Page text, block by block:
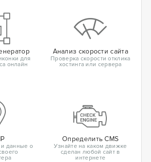
для
онлайн
Анализ скорости сайта
Проверка скорости отклика
хостинга или сервера
и данные о
Определить CMS
Узнайте на каком движке
сделан любой сайт в
интернете